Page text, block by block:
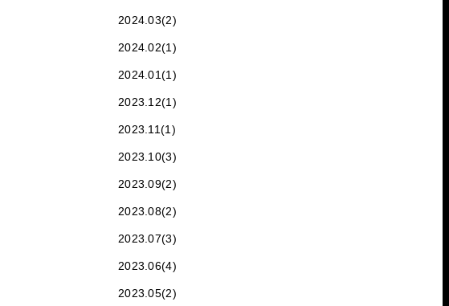
2024.03(2)
2024.02(1)
2024.01(1)
2023.12(1)
2023.11(1)
2023.10(3)
2023.09(2)
2023.08(2)
2023.07(3)
2023.06(4)
2023.05(2)